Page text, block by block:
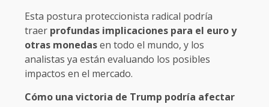
Esta postura proteccionista radical podría
traer profundas implicaciones para el euro y
otras monedasen todo el mundo, y los
analistas ya están evaluando los posibles
impactos en el mercado.
Cómo una victoria de Trump podría afectar